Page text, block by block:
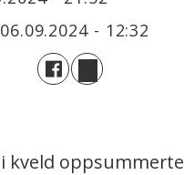
06.09.2024 - 12:32
kveld oppsummerte